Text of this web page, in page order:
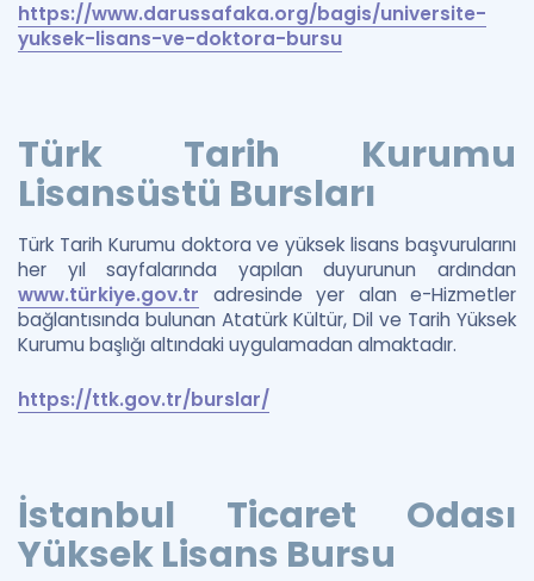
https://www.darussafaka.org/bagis/universite-
yuksek-lisans-ve-doktora-bursu
Türk Tarih Kurumu
Lisansüstü Bursları
Türk Tarih Kurumu doktora ve yüksek lisans başvurularını
her yıl sayfalarında yapılan duyurunun ardından
www.türkiye.gov.tr adresinde yer alan e-Hizmetler
bağlantısında bulunan Atatürk Kültür, Dil ve Tarih Yüksek
Kurumu başlığı altındaki uygulamadan almaktadır.
https://ttk.gov.tr/burslar/
İstanbul Ticaret Odası
Yüksek Lisans Bursu